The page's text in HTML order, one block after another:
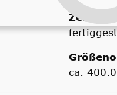
Zeitraum
ca.